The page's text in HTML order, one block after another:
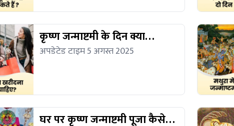
कृष्ण जन्माष्टमी के दिन क्या
खरीदना चाहिए?
अपडेटेड टाइम 5 अगस्त 2025
घर पर कृष्ण जन्माष्टमी पूजा कैसे